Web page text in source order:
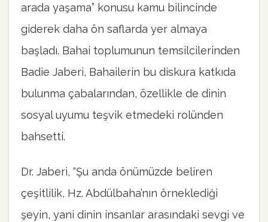
arada yaşama” konusu kamu bilincinde
giderek daha ön saflarda yer almaya
başladı. Bahai toplumunun temsilcilerinden
Badie Jaberi, Bahailerin bu diskura katkıda
bulunma çabalarından, özellikle de dinin
sosyal uyumu teşvik etmedeki rolünden
bahsetti.
Dr. Jaberi, “Şu anda önümüzde beliren
çeşitlilik, Hz. Abdülbaha’nın örneklediği
şeyin, yani dinin insanlar arasındaki sevgi ve